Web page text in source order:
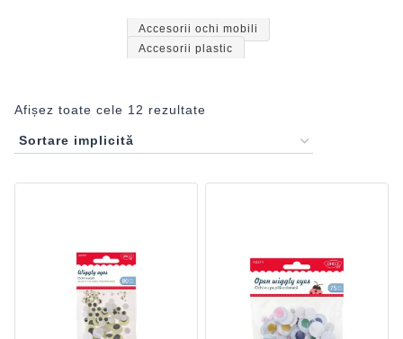
Afișez toate cele 12 rezultate
Accesorii ochi mobili
Accesorii plastic